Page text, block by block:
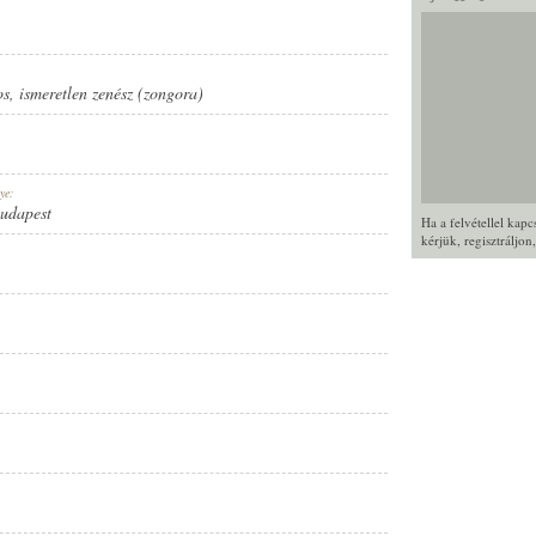
Ha a felvétellel
kérjük, regisztráljon
, ismeretlen zenész (zongora)